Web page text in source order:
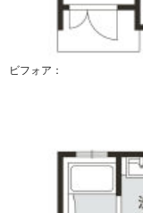
ビフォア：